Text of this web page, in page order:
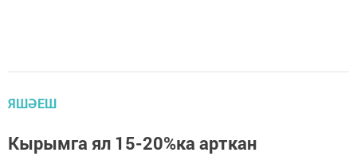
ЯШӘЕШ
Кырымга ял 15-20%ка арткан